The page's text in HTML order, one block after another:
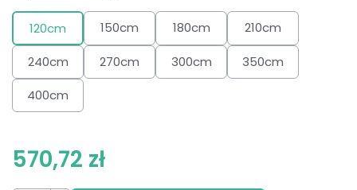
120cm 150cm 180cm 210cm
240cm 270cm 300cm
350cm
400cm
570,72 zł